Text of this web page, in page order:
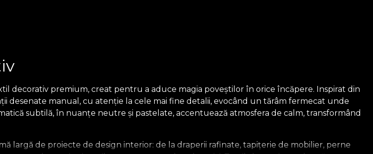
decorativ premium, creat pentru a aduce magia poveștilor în orice încăpere. Inspirat din
desenate manual, cu atenție la cele mai fine detalii, evocând un tărâm fermecat unde
subtilă, în nuanțe neutre și pastelate, accentuează atmosfera de calm, transformând
largă de proiecte de design interior: de la draperii rafinate, tapițerie de mobilier, perne